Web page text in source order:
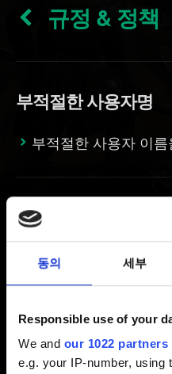
동의 세부
Responsible use of your
We and our 1022 partners
e.g. your IP-number, using
규정 & 정책
부적절한 사용자명
부적절한 사용자 이
언어폭력 및 모욕
채팅에서 불쾌한 표
신고하고 싶어요
부정 행위